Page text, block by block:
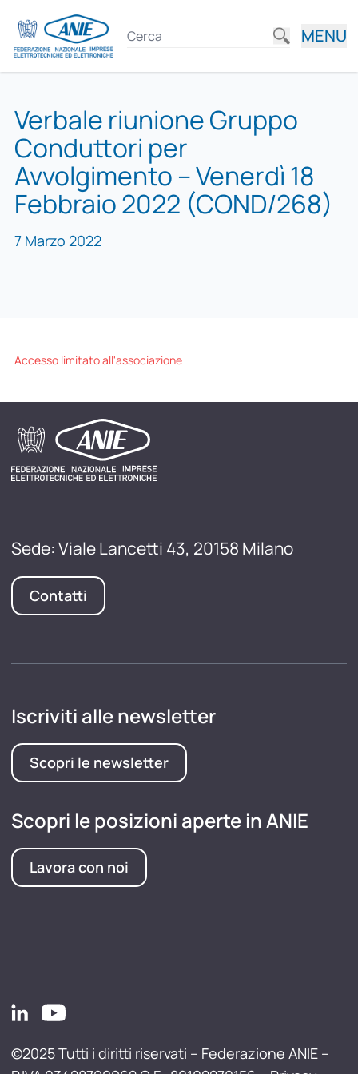
MENU
Verbale riunione Gruppo
Conduttori per
Avvolgimento – Venerdì 18
Febbraio 2022 (COND/268)
7 Marzo 2022
Accesso limitato all'associazione
Sede: Viale Lancetti 43, 20158 Milano
Contatti
Iscriviti alle newsletter
Scopri le newsletter
Scopri le posizioni aperte in ANIE
Lavora con noi
©2025 Tutti i diritti riservati – Federazione ANIE –